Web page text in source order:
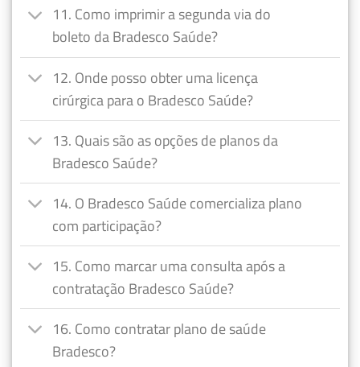
11. Como imprimir a segunda via do
boleto da Bradesco Saúde?
12. Onde posso obter uma licença
cirúrgica para o Bradesco Saúde?
13. Quais são as opções de planos da
Bradesco Saúde?
14. O Bradesco Saúde comercializa plano
com participação?
15. Como marcar uma consulta após a
contratação Bradesco Saúde?
16. Como contratar plano de saúde
Bradesco?